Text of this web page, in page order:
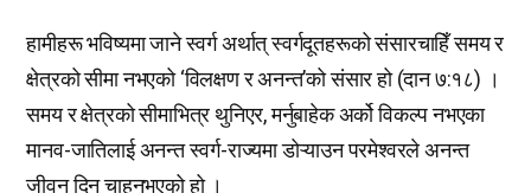
हामीहरू भविष्यमा जाने स्वर्ग अर्थात् स्वर्गदूतहरूको संसारचाहिँ समय र
क्षेत्रको सीमा नभएको ‘विलक्षण र अनन्त’को संसार हो (दान ७:१८) ।
समय र क्षेत्रको सीमाभित्र थुनिएर, मर्नुबाहेक अर्को विकल्प नभएका
मानव-जातिलाई अनन्त स्वर्ग-राज्यमा डोऱ्याउन परमेश्वरले अनन्त
जीवन दिन चाहनुभएको हो ।